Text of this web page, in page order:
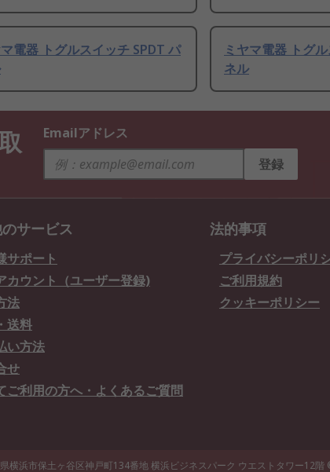
電器 トグルスイッチ SPDT パ
ミヤマ電器 トグ
ネル
Emailアドレス
登録
サービス
サポート
カウント（ユーザー登録)
法
送料
い方法
せ
ご利用の方へ・よくあるご質問
法的事項
プライバシーポリ
ご利用規約
クッキーポリシー
横浜市保土ヶ谷区神戸町134番地 横浜ビジネスパーク ウエストタワー12階